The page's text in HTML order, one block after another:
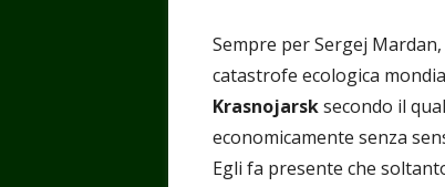
Sempre per Sergej
catastrofe ecologica
Krasnojarsksecondo il
economicamente senza
Egli fa presente che